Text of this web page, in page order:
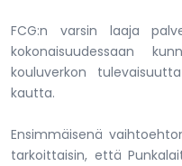
FCG:n varsin laaja
kokonaisuudessaan
kouluverkon
kautta.
Ensimmäisenä
tarkoittaisin, että